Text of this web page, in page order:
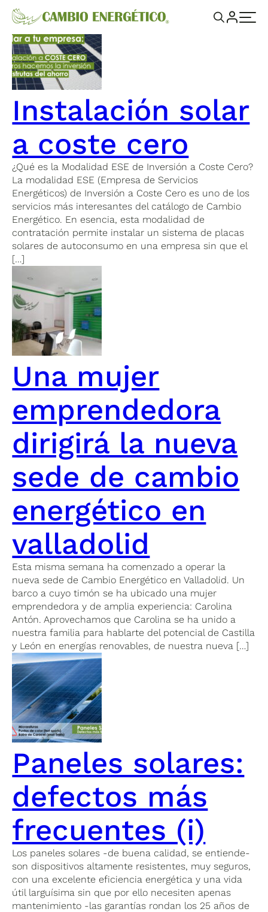
Instalación solar
a coste cero
¿Qué es la Modalidad ESE de Inversión a Coste Cero?
La modalidad ESE (Empresa de Servicios
Energéticos) de Inversión a Coste Cero es uno de los
servicios más interesantes del catálogo de Cambio
Energético. En esencia, esta modalidad de
contratación permite instalar un sistema de placas
solares de autoconsumo en una empresa sin que el
[…]
Una mujer
emprendedora
dirigirá la nueva
sede de cambio
energético en
valladolid
Esta misma semana ha comenzado a operar la
nueva sede de Cambio Energético en Valladolid. Un
barco a cuyo timón se ha ubicado una mujer
emprendedora y de amplia experiencia: Carolina
Antón. Aprovechamos que Carolina se ha unido a
nuestra familia para hablarte del potencial de Castilla
y León en energías renovables, de nuestra nueva […]
Paneles solares:
defectos más
frecuentes (i)
Los paneles solares -de buena calidad, se entiende-
son dispositivos altamente resistentes, muy seguros,
con una excelente eficiencia energética y una vida
útil larguísima sin que por ello necesiten apenas
mantenimiento -las garantías rondan los 25 años de